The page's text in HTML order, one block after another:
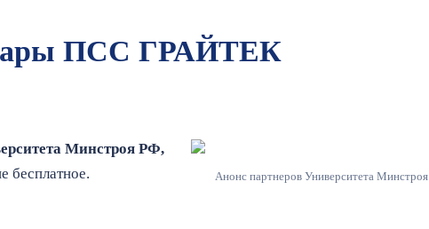
ПСС ГРАЙТЕК
Анонс партнеров Университета Минстроя
Минстроя РФ,
бесплатное.